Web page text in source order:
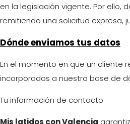
en la legislación vigente. Por ello,
remitiendo una solicitud expresa,
Dónde enviamos tus datos
En el momento en que un cliente
incorporados a nuestra base de
Tu información de contacto
Mis latidos con Valencia